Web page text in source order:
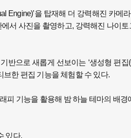
Engine)’을 탑재해 더 강력해진 카메
서 사진을 촬영하고, 강력해진 나이
으로 새롭게 선보이는 ‘생성형 편집
한 편집 기능을 체험할 수 있다.
피 기능을 활용해 밤 하늘 테마의 배
있다.